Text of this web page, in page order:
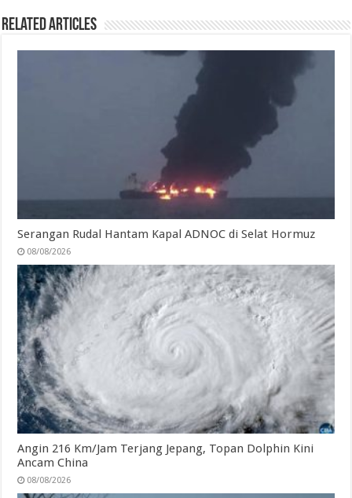
Related Articles
Serangan Rudal Hantam Kapal ADNOC di Selat Hormuz
08/08/2026
Angin 216 Km/Jam Terjang Jepang, Topan Dolphin Kini
Ancam China
08/08/2026